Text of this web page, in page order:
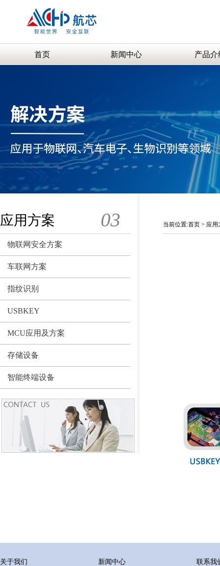
首页 新闻中心 产品介
应用方案 03
物联网安全方案
车联网方案
指纹识别
USBKEY
MCU应用及方案
存储设备
智能终端设备
当前位置:首页 > 应用
关于我们
新闻中心
联系我